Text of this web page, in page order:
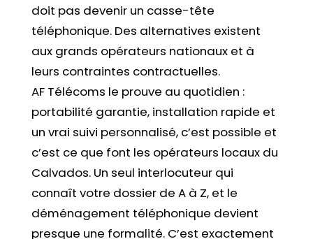
doit pas devenir un casse-tête
téléphonique. Des alternatives existent
aux grands opérateurs nationaux et à
leurs contraintes contractuelles.
AF Télécoms le prouve au quotidien :
portabilité garantie, installation rapide et
un vrai suivi personnalisé, c’est possible et
c’est ce que font les opérateurs locaux du
Calvados. Un seul interlocuteur qui
connaît votre dossier de A à Z, et le
déménagement téléphonique devient
presque une formalité. C’est exactement